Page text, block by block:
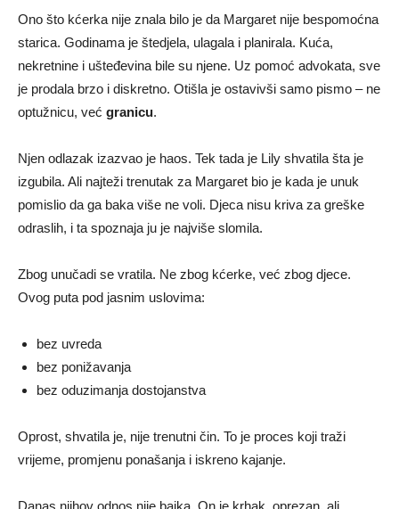
Ono što kćerka nije znala bilo je da Margaret nije bespomoćna
starica. Godinama je štedjela, ulagala i planirala. Kuća,
nekretnine i ušteđevina bile su njene. Uz pomoć advokata, sve
je prodala brzo i diskretno. Otišla je ostavivši samo pismo – ne
optužnicu, već granicu.
Njen odlazak izazvao je haos. Tek tada je Lily shvatila šta je
izgubila. Ali najteži trenutak za Margaret bio je kada je unuk
pomislio da ga baka više ne voli. Djeca nisu kriva za greške
odraslih, i ta spoznaja ju je najviše slomila.
Zbog unučadi se vratila. Ne zbog kćerke, već zbog djece.
Ovog puta pod jasnim uslovima:
bez uvreda
bez ponižavanja
bez oduzimanja dostojanstva
Oprost, shvatila je, nije trenutni čin. To je proces koji traži
vrijeme, promjenu ponašanja i iskreno kajanje.
Danas njihov odnos nije bajka. On je krhak, oprezan, ali